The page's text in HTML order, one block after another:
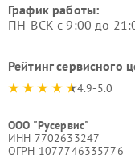
График работы:
ПН-ВСК с 9:00 до
Рейтинг сервисного
4.9-5.0
ООО "Русервис"
ИНН 7702633247
ОГРН 1077746335776